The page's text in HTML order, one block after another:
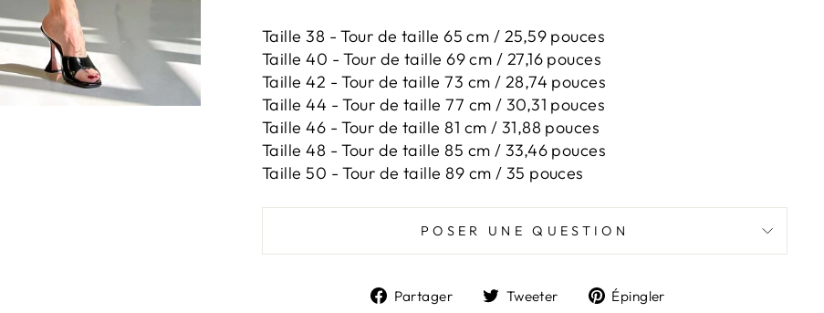
Taille 38 - Tour de taille 65 cm / 25,59 pouces
Taille 40 - Tour de taille 69 cm / 27,16 pouces
Taille 42 - Tour de taille 73 cm / 28,74 pouces
Taille 44 - Tour de taille 77 cm / 30,31 pouces
Taille 46 - Tour de taille 81 cm / 31,88 pouces
Taille 48 - Tour de taille 85 cm / 33,46 pouces
Taille 50 - Tour de taille 89 cm / 35 pouces
POSER UNE QUESTION
Partager
Partager
Tweeter
TweeterÉpingler